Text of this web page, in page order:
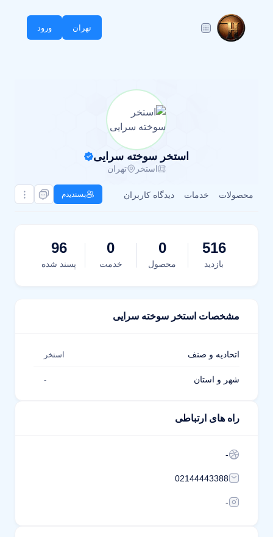
تهران ورود
استخر سوخته سرایی
استخر تهران
محصولات خدمات دیدگاه کاربران پسندیدم
516
بازدید
0
محصول
0
خدمت
96
پسند شده
مشخصات استخر سوخته سرایی
اتحادیه و صنف استخر
شهر و استان -
راه های ارتباطی
-
02144443388
-